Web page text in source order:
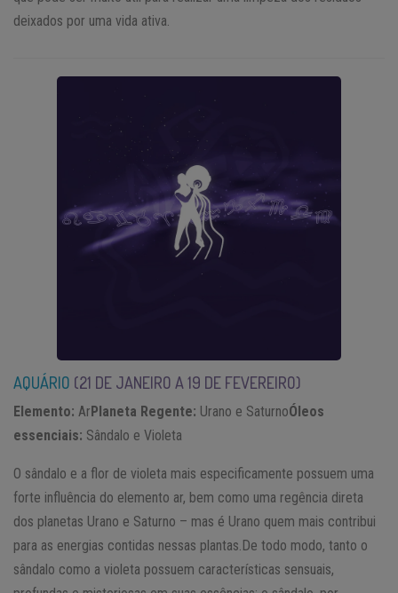
deixados por uma vida ativa.
AQUÁRIO (21 DE JANEIRO A 19 DE FEVEREIRO)
Elemento: ArPlaneta Regente: Urano e SaturnoÓleos
essenciais: Sândalo e Violeta
O sândalo e a flor de violeta mais especificamente possuem uma
forte influência do elemento ar, bem como uma regência direta
dos planetas Urano e Saturno – mas é Urano quem mais contribui
para as energias contidas nessas plantas.De todo modo, tanto o
sândalo como a violeta possuem características sensuais,